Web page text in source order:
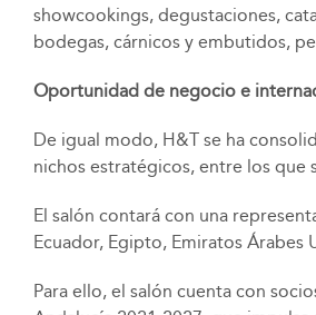
showcookings, degustaciones,
bodegas, cárnicos y embutidos,
Oportunidad de negocio e
De igual modo, H&T se ha
nichos estratégicos, entre los que
El salón contará con una
Ecuador, Egipto, Emiratos Árabes
Para ello, el salón cuenta con